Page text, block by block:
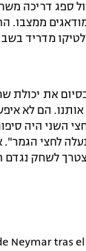
ספג דריכה
ממצבו.
מדריד
את יכולת
אותנו. הם לא
השני היה
לחצי
לשחק נגדם
Neymar tras